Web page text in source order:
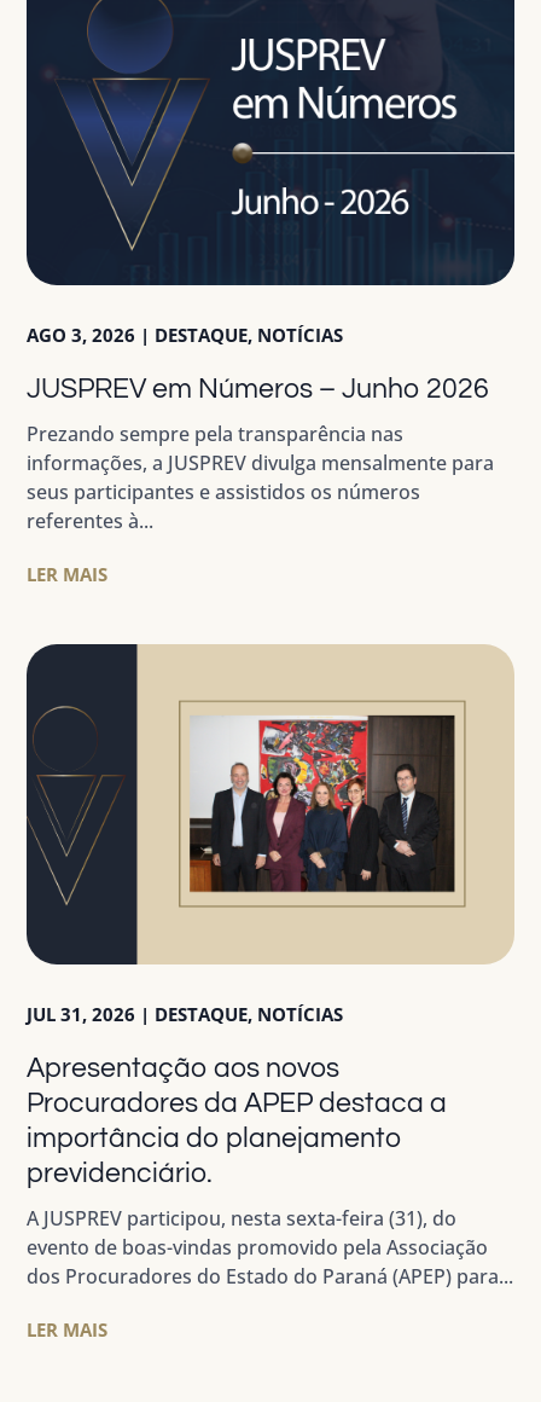
JUSPREV em Números – Junho 2026
AGO 3, 2026 | DESTAQUE, NOTÍCIAS
Prezando sempre pela transparência nas
informações, a JUSPREV divulga mensalmente para
seus participantes e assistidos os números
referentes à...
LER MAIS
Apresentação aos novos
Procuradores da APEP destaca a
importância do planejamento
previdenciário.
JUL 31, 2026 | DESTAQUE, NOTÍCIAS
A JUSPREV participou, nesta sexta-feira (31), do
evento de boas-vindas promovido pela Associação
dos Procuradores do Estado do Paraná (APEP) para...
LER MAIS